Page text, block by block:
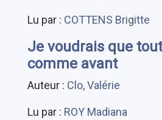
Lu par : COTTENS Brigitte
Je voudrais que
comme avant
Auteur : Clo, Valérie
Lu par : ROY Madiana